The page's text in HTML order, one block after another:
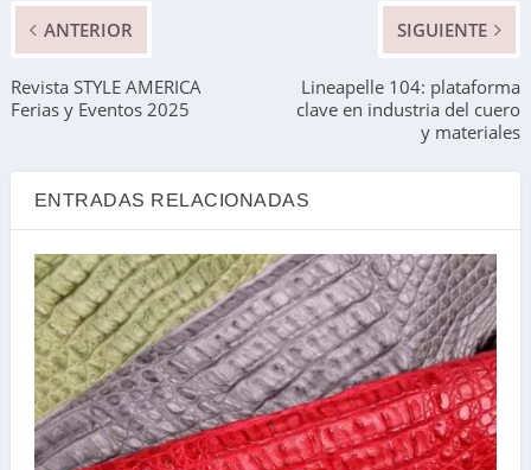
ANTERIOR
Revista STYLE AMERICA
Ferias y Eventos 2025
SIGUIENTE
Lineapelle 104: plataforma
clave en industria del cuero
y materiales
ENTRADAS RELACIONADAS